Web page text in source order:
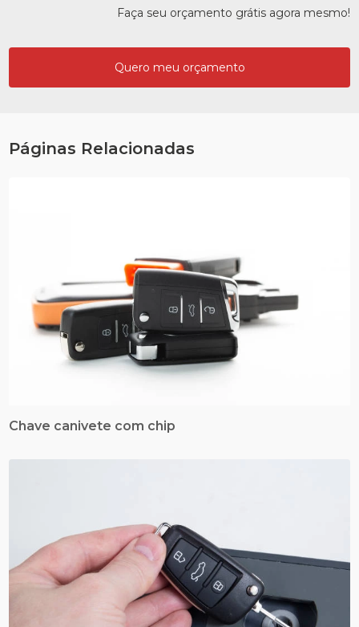
Faça seu orçamento grátis agora mesmo!
Quero meu orçamento
Páginas Relacionadas
Chave canivete com chip